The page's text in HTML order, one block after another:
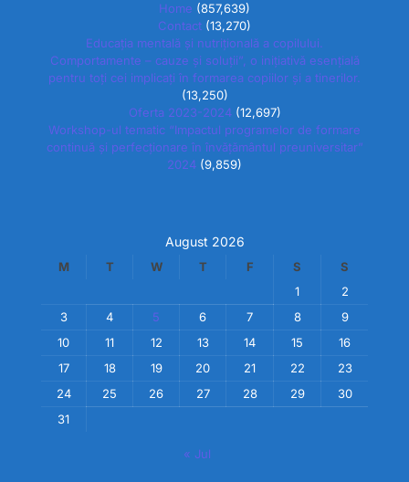
Home (857,639)
Contact (13,270)
Educația mentală și nutrițională a copilului.
Comportamente – cauze și soluții”, o inițiativă esențială
pentru toți cei implicați în formarea copiilor și a tinerilor.
(13,250)
Oferta 2023-2024 (12,697)
Workshop-ul tematic “Impactul programelor de formare
continuă și perfecționare în învățământul preuniversitar”
2024 (9,859)
August 2026
M T W T F S
S
1
2
3
4 5 6 7 8
9
10
11 12 13 14 15
16
17
18 19 20 21 22
23
24
25 26 27 28 29
30
31
« Jul